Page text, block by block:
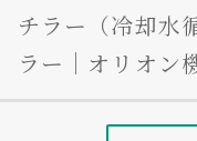
チラー（冷却水
ラー｜オリオン